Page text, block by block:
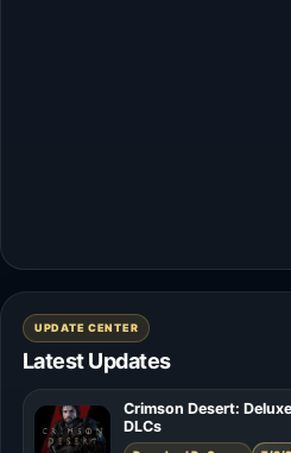
UPDATE CENTER
Latest Updates
Crimson Desert:
DLCs